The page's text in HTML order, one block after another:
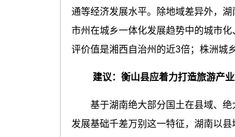
通等经济发展水平。除地域差异外，
市州在城乡一体化发展趋势中的城市
评价值是湘西自治州的近3倍；株洲城
建议：衡山县应着力打造旅游产
基于湖南绝大部分国土在县域、绝
发展基础千差万别这一特征，湖南以